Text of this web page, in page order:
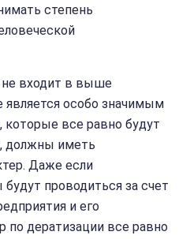
степень
входит в выше
является особо значимым
все равно будут
должны иметь
Даже если
проводиться за счет
и его
по дератизации все равно